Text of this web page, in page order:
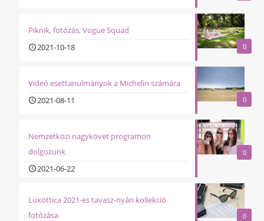
0
Piknik, fotózás, Vogue Squad
2021-10-18
0
Videó esettanulmányok a Michelin számára
2021-08-11
0
Nemzetközi nagykövet programon
dolgozunk
2021-06-22
0
Luxottica 2021-es tavasz-nyári kollekció
fotózása